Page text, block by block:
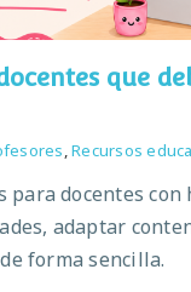
que
,Recursos
para docentes
adaptar
forma sencilla.